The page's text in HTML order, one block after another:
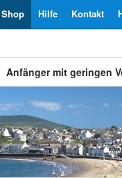
Kontakt
Hilfe
Shop
Anfänger mit geringen